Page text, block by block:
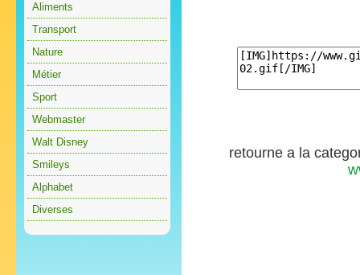
Aliments
Transport
Nature
Métier
Sport
Webmaster
Walt Disney
Smileys
Alphabet
Diverses
retourne a la